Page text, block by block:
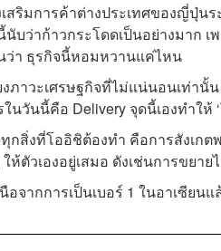
สริมการค้าต่างประเทศของญี่ปุ่
บว่าก้าวกระโดดเป็นอย่างมาก
ว่า ธุรกิจนี้หอมหวานแค่ไหน
ภาวะเศรษฐกิจที่ไม่แน่นอนเท่านั้
วันนี้คือ Delivery จุดนี้เองทำให้
สิ่งที่โออิชิต้องทำ คือการสังเกต
ห้ตัวเองอยู่เสมอ ดังเช่นการขยา
ากการเป็นเบอร์ 1 ในอาเซียน